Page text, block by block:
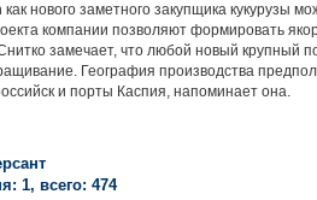
нового заметного закупщика кукурузы
компании позволяют формировать
замечает, что любой новый крупный
География производства
и порты Каспия, напоминает она.
1, всего: 474